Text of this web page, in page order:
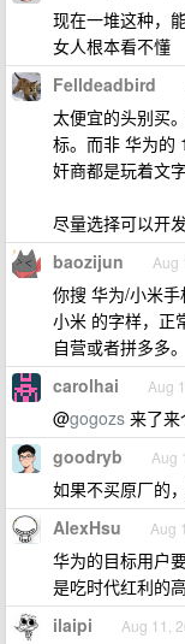
现在一堆这种，
女人根本看不懂
Felldeadbird
太便宜的头别买
标。而非 华为的
奸商都是玩着文
尽量选择可以开
baozijun Aug
你搜 华为/小米
小米 的字样，正
自营或者拼多多。
carolhai Aug
@gogozs 来了来
goodryb Aug
如果不买原厂的
AlexHsu Aug
华为的目标用户
是吃时代红利的
ilaipi Aug 11,